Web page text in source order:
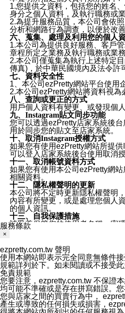
1.您提供之資料，包括您的姓名
身分之個人資料，及執行職務或
2.為提升服務品質，本公司會依
分析和網路行為調查，以便於改
六、蒐集、處理及利用您的個人
1.本公司為提供良好服務、客戶
章程所定之業務及執行職務或業
2.本公司僅蒐集為執行上述特定
傳真)，於中華民國境內及法令許
七、資料安全性
1、本公司ezPretty網站平台使用
2.本公司ezPretty網站將資料視
八、查詢或更正的方式
用戶個人資料有變更、或發現個
九、Instagram貼文同步功能
您可以透過ezPretty店家系統後
用於同步您的貼文至店家系統。
十、取消Instagram授權方式
如果您有使用ezPretty網站所提
可以登入店家系統後台使用取消
十一、取消帳號資料方式
如果您有使用本公司ezPretty網
相關資料。
十二、隱私權聲明的更新
本公司將不定時更新隱私權聲明
內容有所變更，或是處理您個人
的個人資訊。
十三、自我保護措施
請妥善保管您的使用者名稱、密
窗，以防止他人讀取您的個人資
您同意本公司網站，透過您所提
停止接收這些資料或電子郵件。
十五、訊息通知
本公司/本服務將以通知型訊息傳
本公司/本服務傳送之通知型訊息
1.LINE 帳號設定的電話號碼與本
2.該 LINE 帳號已在 LINE APP
3.LINE 帳號未封鎖傳送訊息之
欲變更通知型訊息的設定，操作
服務條款
×
ezpretty.com.tw 聲明
使用本網站即表示完全同意無條件
規範詳列於下。如未閱讀或不接受
免責規範
您要注意，ezpretty.com.tw 不保證
均可能不準確或是存在拼寫錯誤。
您與店家之間的買賣行為中，
產生或導致的任何損失或損害，